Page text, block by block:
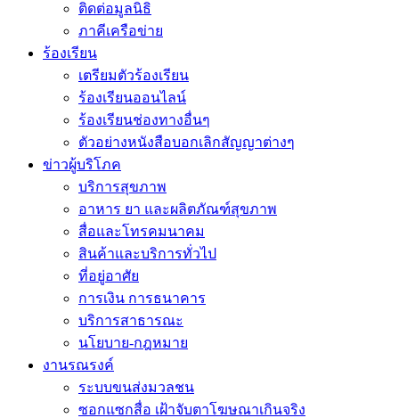
ติดต่อมูลนิธิ
ภาคีเครือข่าย
ร้องเรียน
เตรียมตัวร้องเรียน
ร้องเรียนออนไลน์
ร้องเรียนช่องทางอื่นๆ
ตัวอย่างหนังสือบอกเลิกสัญญาต่างๆ
ข่าวผู้บริโภค
บริการสุขภาพ
อาหาร ยา และผลิตภัณฑ์สุขภาพ
สื่อและโทรคมนาคม
สินค้าและบริการทั่วไป
ที่อยู่อาศัย
การเงิน การธนาคาร
บริการสาธารณะ
นโยบาย-กฎหมาย
งานรณรงค์
ระบบขนส่งมวลชน
ซอกแซกสื่อ เฝ้าจับตาโฆษณาเกินจริง